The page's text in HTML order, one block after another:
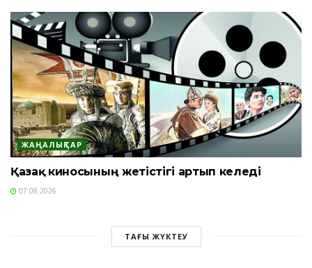
ЖАҢАЛЫҚТАР
Қазақ киносының жетістігі артып келеді
07.08.2026
ТАҒЫ ЖҮКТЕУ